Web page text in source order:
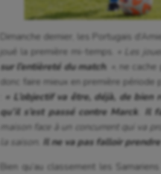
Dimanche dernier, les Portugais
joué la première mi-temps.
« Les
sur l’entièreté du match. »
, ne
donc faire mieux en première période
« L’objectif va être, déjà, de
qu’il s’est passé contre Marck Il
maison face à un concurrent qui va
la saison. Il ne va pas falloir
Bien qu’au classement les